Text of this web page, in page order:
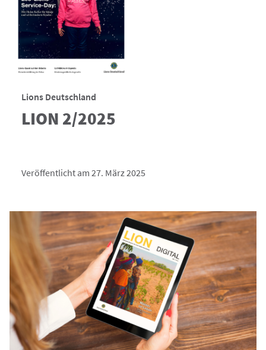
Lions Deutschland
LION 2/2025
Veröffentlicht am 27. März 2025